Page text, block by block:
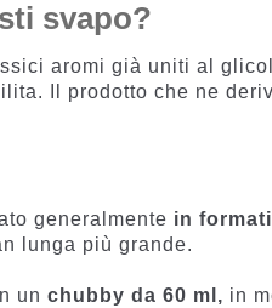
svapo?
aromi già uniti al
Il prodotto che ne
generalmente in formati
lunga più grande.
un chubby da 60 ml, in